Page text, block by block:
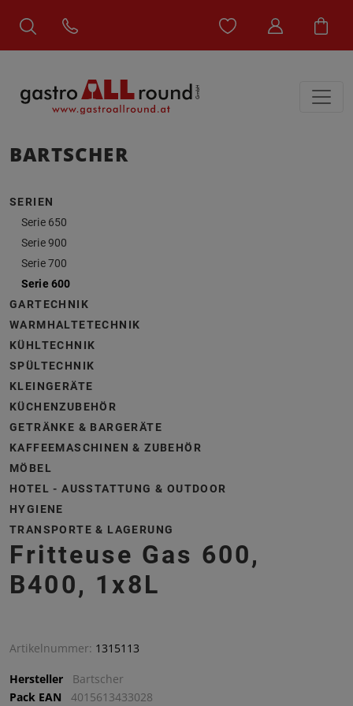
BARTSCHER
SERIEN
Serie 650
Serie 900
Serie 700
Serie 600
GARTECHNIK
WARMHALTETECHNIK
KÜHLTECHNIK
SPÜLTECHNIK
KLEINGERÄTE
KÜCHENZUBEHÖR
GETRÄNKE & BARGERÄTE
KAFFEEMASCHINEN & ZUBEHÖR
MÖBEL
HOTEL - AUSSTATTUNG & OUTDOOR
HYGIENE
TRANSPORTE & LAGERUNG
Fritteuse Gas 600,
B400, 1x8L
Artikelnummer: 1315113
Hersteller
Bartscher
Pack EAN
4015613433028